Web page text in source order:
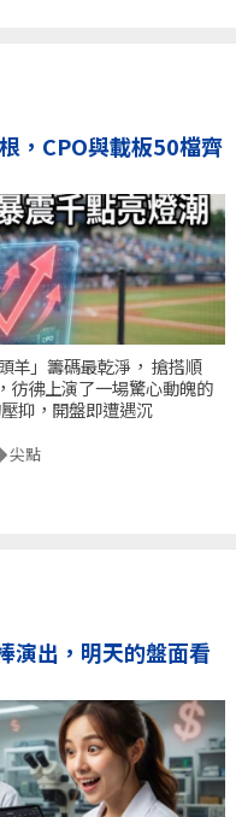
，CPO與載板50檔齊
羊」籌碼最乾淨， 搶搭順
彷彿上演了一場驚心動魄的
抑，開盤即遭遇沉
尖點
演出，明天的盤面看